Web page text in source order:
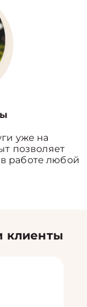
уже на
позволяет
в работе любой
клиенты